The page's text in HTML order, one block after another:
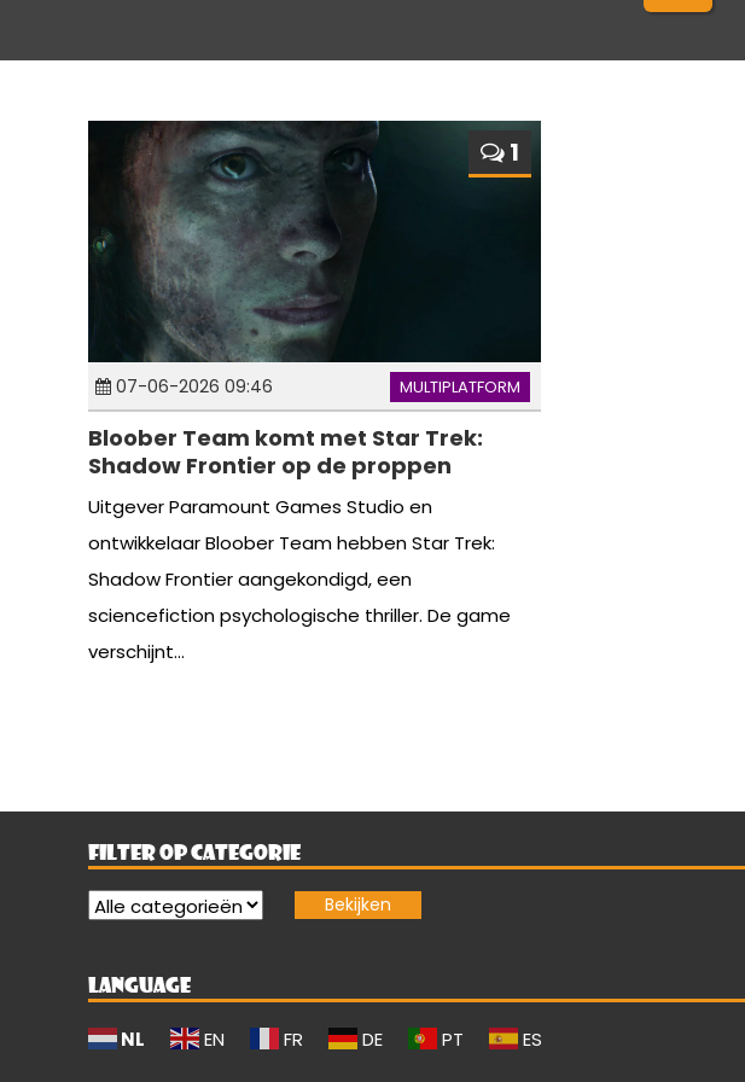
1
07-06-2026 09:46 MULTIPLATFORM
Bloober Team komt met Star Trek:
Shadow Frontier op de proppen
Uitgever Paramount Games Studio en
ontwikkelaar Bloober Team hebben Star Trek:
Shadow Frontier aangekondigd, een
sciencefiction psychologische thriller. De game
verschijnt...
FILTER OP CATEGORIE
LANGUAGE
NL EN FR DE PT ES